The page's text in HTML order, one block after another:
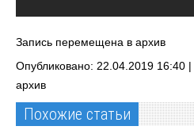
Запись перемещена в архив
Опубликовано: 22.04.2019 16:40 |
архив
Похожие статьи